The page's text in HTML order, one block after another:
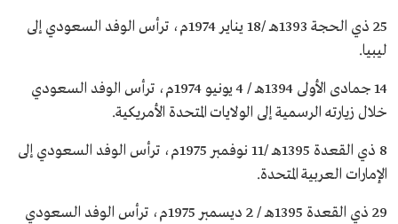
25 ذي الحجة 1393هـ /18 يناير 1974م، ترأس الوفد السعودي إلى
ليبيا.
14 جمادى الأولى 1394هـ / 4 يونيو 1974م، ترأس الوفد السعودي
خلال زيارته الرسمية إلى الولايات المتحدة الأمريكية.
8 ذي القعدة 1395هـ /11 نوفمبر 1975م، ترأس الوفد السعودي إلى
الإمارات العربية المتحدة.
29 ذي القعدة 1395هـ / 2 ديسمبر 1975م، ترأس الوفد السعودي